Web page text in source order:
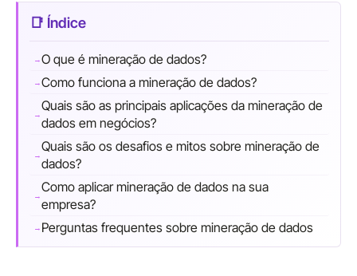
O que é mineração de dados?
Como funciona a mineração de dados?
Quais são as principais aplicações da mineração de
dados em negócios?
Quais são os desafios e mitos sobre mineração de
dados?
Como aplicar mineração de dados na sua
empresa?
Perguntas frequentes sobre mineração de dados